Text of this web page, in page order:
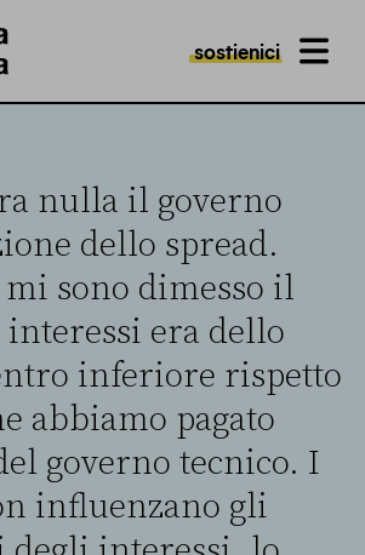
sostienici MENU
nulla il governo
dello spread.
sono dimesso il
interessi era dello
inferiore rispetto
abbiamo pagato
governo tecnico. I
influenzano gli